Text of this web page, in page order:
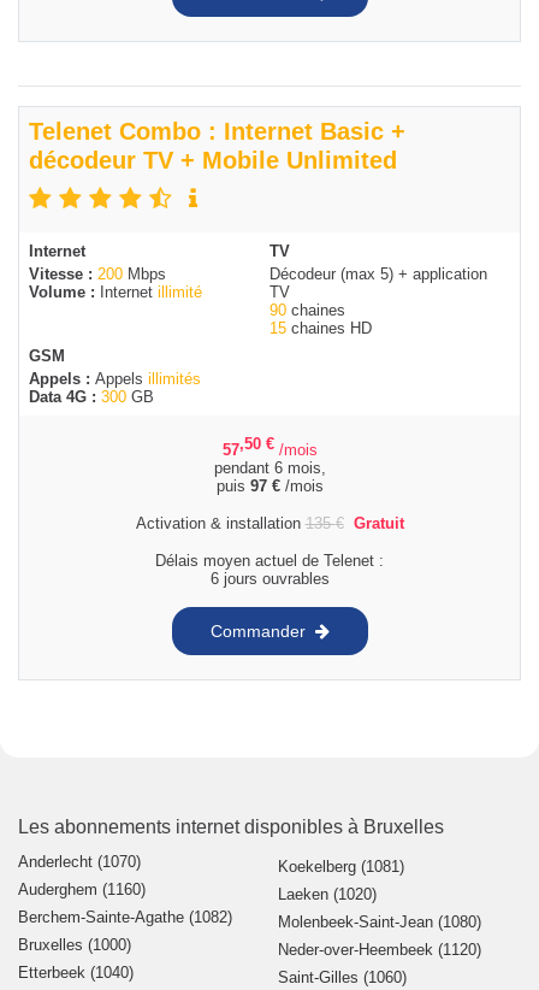
Telenet Combo : Internet Basic +
décodeur TV + Mobile Unlimited
Internet
Vitesse : 200 Mbps
Volume :
Internet illimité
TV
Décodeur (max 5) + application
TV
90 chaines
15 chaines HD
GSM
Appels : Appels illimités
Data 4G : 300 GB
57,50 € /mois
pendant 6 mois,
puis 97 €/mois
Activation & installation135€ Gratuit
Délais moyen actuel de Telenet :
6 jours ouvrables
Commander
Les abonnements internet disponibles à Bruxelles
Anderlecht (1070)
Auderghem (1160)
Berchem-Sainte-Agathe (1082)
Bruxelles (1000)
Etterbeek (1040)
Koekelberg (1081)
Laeken (1020)
Molenbeek-Saint-Jean (1080)
Neder-over-Heembeek (1120)
Saint-Gilles (1060)